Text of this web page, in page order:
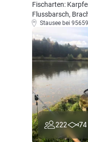
Fischarten:
Flussbarsch,
Stausee bei
222 74